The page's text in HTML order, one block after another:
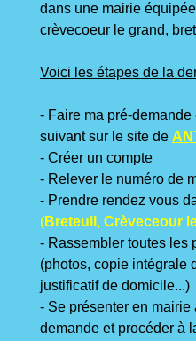
dans une mairie
crèvecoeur le grand,
Voici les étapes de la
- Faire ma pré-
suivant sur le site de
- Créer un compte
- Relever le numéro de
- Prendre rendez vous
(Breteuil , Crèveceour
- Rassembler toutes les
(photos, copie intégrale
justificatif de domicile...)
- Se présenter en
demande et procéder à